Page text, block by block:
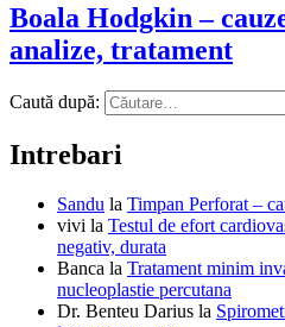
Boala Hodgkin –
analize, tratament
Caută după:
Intrebari
Sandu la Timpan Perforat –
vivi la Testul de efort
negativ, durata
Banca la Tratament minim
nucleoplastie percutana
Dr. Benteu Darius la